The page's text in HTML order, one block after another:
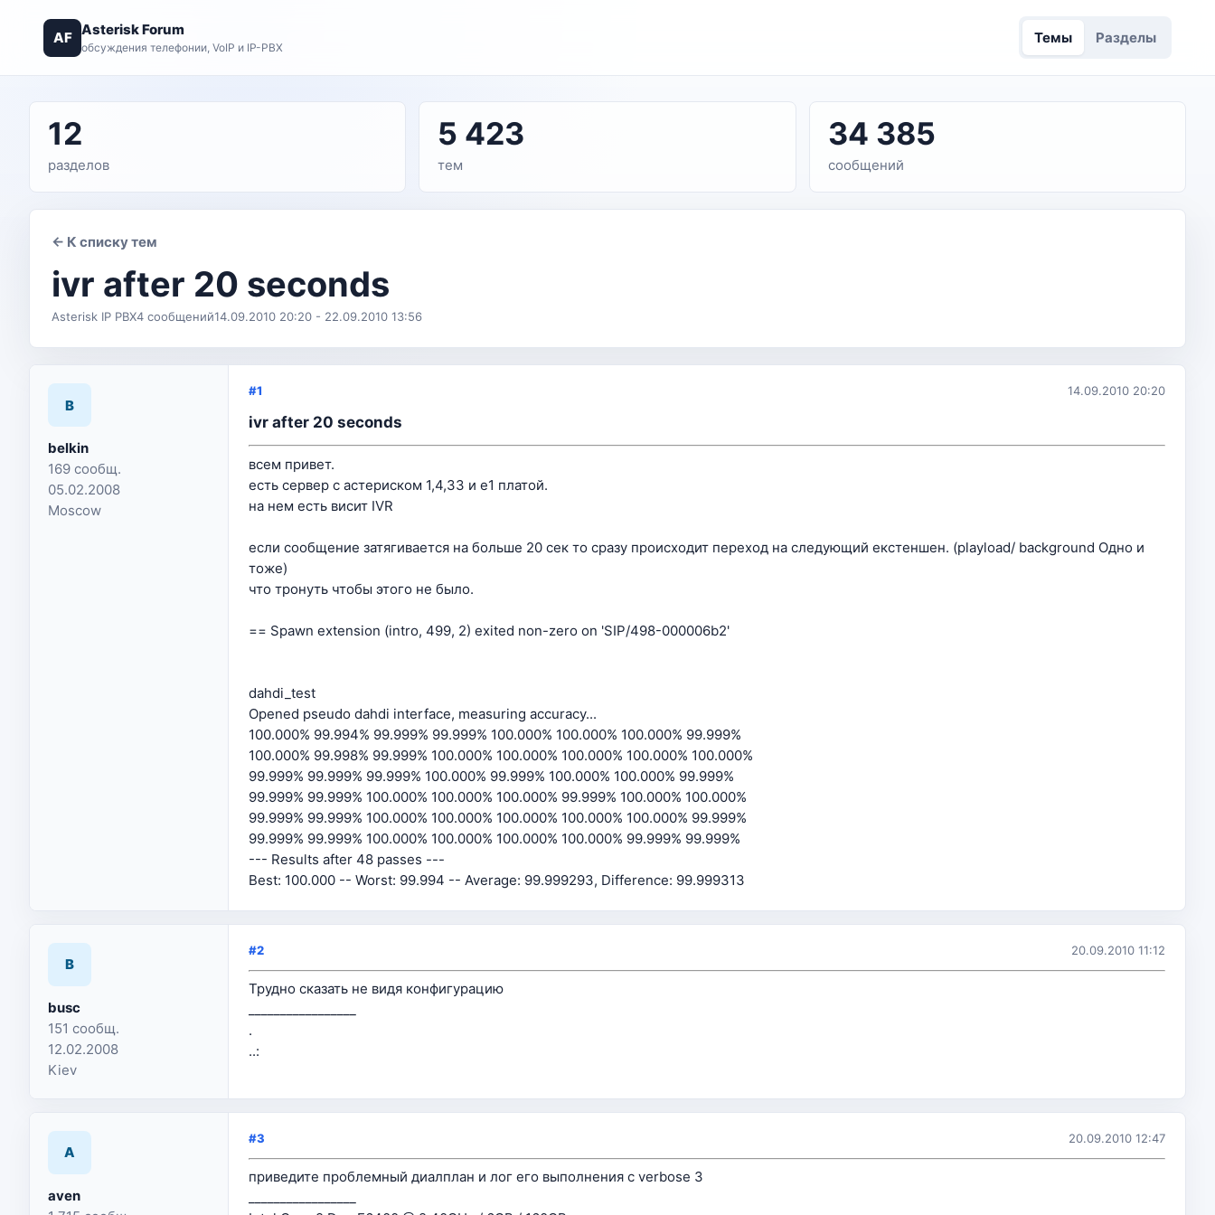
AF Asterisk Forum
обсуждения телефонии, VoIP и IP-PBX
Темы Разделы
12
разделов
5 423
тем
34 385
сообщений
← К списку тем
ivr after 20 seconds
Asterisk IP PBX4 сообщений14.09.2010 20:20 - 22.09.2010 13:56
B
belkin
169 сообщ.
05.02.2008
Moscow
#1 14.09.2010 20:20
ivr after 20 seconds
всем привет.
есть сервер с астериском 1,4,33 и е1 платой.
на нем есть висит IVR
если сообщение затягивается на больше 20 сек то сразу происходит переход на следующий екстеншен. (playload/ background Одно и
тоже)
что тронуть чтобы этого не было.
== Spawn extension (intro, 499, 2) exited non-zero on 'SIP/498-000006b2'
dahdi_test
Opened pseudo dahdi interface, measuring accuracy...
100.000% 99.994% 99.999% 99.999% 100.000% 100.000% 100.000% 99.999%
100.000% 99.998% 99.999% 100.000% 100.000% 100.000% 100.000% 100.000%
99.999% 99.999% 99.999% 100.000% 99.999% 100.000% 100.000% 99.999%
99.999% 99.999% 100.000% 100.000% 100.000% 99.999% 100.000% 100.000%
99.999% 99.999% 100.000% 100.000% 100.000% 100.000% 100.000% 99.999%
99.999% 99.999% 100.000% 100.000% 100.000% 100.000% 99.999% 99.999%
--- Results after 48 passes ---
Best: 100.000 -- Worst: 99.994 -- Average: 99.999293, Difference: 99.999313
B
busc
151 сообщ.
12.02.2008
Kiev
#2 20.09.2010 11:12
Трудно сказать не видя конфигурацию
.
..:
A
aven
#3 20.09.2010 12:47
приведите проблемный диалплан и лог его выполнения с verbose 3